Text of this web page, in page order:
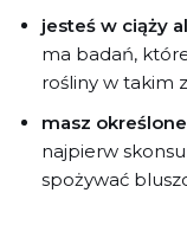
jesteś w ciąży
ma badań,
rośliny w takim
masz
najpierw
spożywać